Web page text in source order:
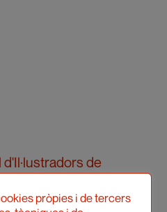
de
pròpies i de tercers